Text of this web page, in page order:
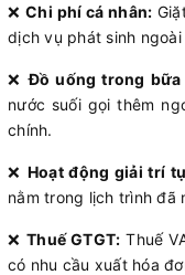
❌Chi phí cá nhân:
dịch vụ phát sinh
❌Đồ uống trong bữa
nước suối gọi thêm
chính.
❌ Hoạt động giải trí
nằm trong lịch trình đã
❌ Thuế GTGT: Thuế
có nhu cầu xuất hóa